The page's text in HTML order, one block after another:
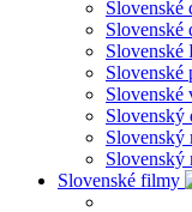
Slovenské
Slovenské
Slovenské
Slovenské
Slovenský
Slovenský
Slovenský
Slovenské filmy